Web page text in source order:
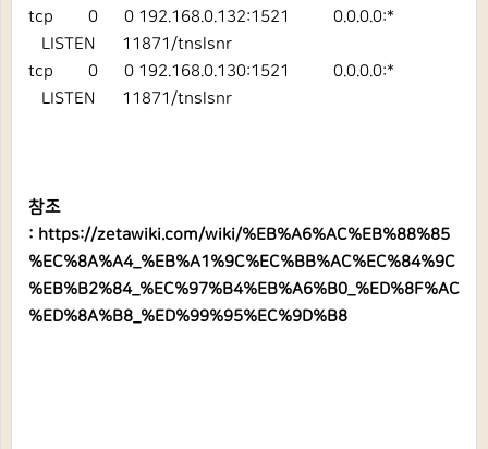
tcp 0 0 192.168.0.132:1521 0.0.0.0:*
LISTEN 11871/tnslsnr
tcp 0 0 192.168.0.130:1521 0.0.0.0:*
LISTEN 11871/tnslsnr
참조
: https://zetawiki.com/wiki/%EB%A6%AC%EB%88%85
%EC%8A%A4_%EB%A1%9C%EC%BB%AC%EC%84%9C
%EB%B2%84_%EC%97%B4%EB%A6%B0_%ED%8F%AC
%ED%8A%B8_%ED%99%95%EC%9D%B8